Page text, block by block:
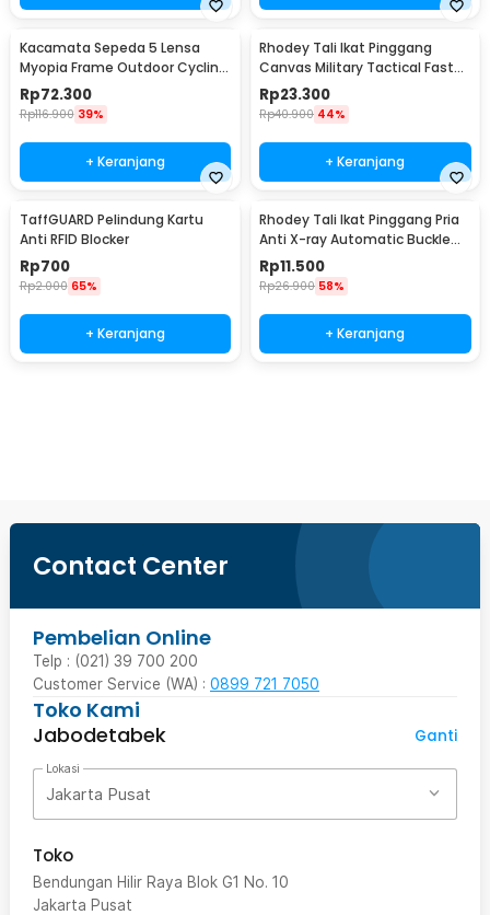
Kacamata Sepeda 5 Lensa
Myopia Frame Outdoor Cycling
Sunglasses - 0089
Rp72.300
Rp116.900 39%
+ Keranjang
Rhodey Tali Ikat Pinggang
Canvas Military Tactical Fast
Unlock 120cm - MU055
Rp23.300
Rp40.900 44%
+ Keranjang
TaffGUARD Pelindung Kartu
Anti RFID Blocker
Rp700
Rp2.000 65%
+ Keranjang
Rhodey Tali Ikat Pinggang Pria
Anti X-ray Automatic Buckle
Canvas - 2018
Rp11.500
Rp26.900 58%
+ Keranjang
Contact Center
Pembelian Online
Telp : (021) 39 700 200
Customer Service (WA) : 0899 721 7050
Toko Kami
Jabodetabek
Ganti
Lokasi
Jakarta Pusat
Toko
Bendungan Hilir Raya Blok G1 No. 10
Jakarta Pusat